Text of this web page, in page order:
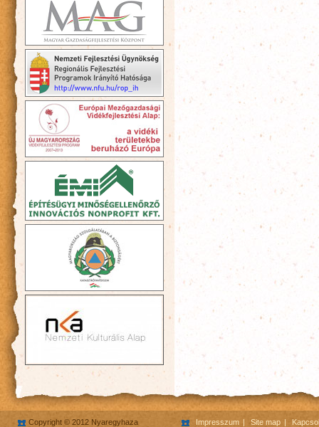
Copyright © 2012 Nyaregyhaza Impresszum Site map